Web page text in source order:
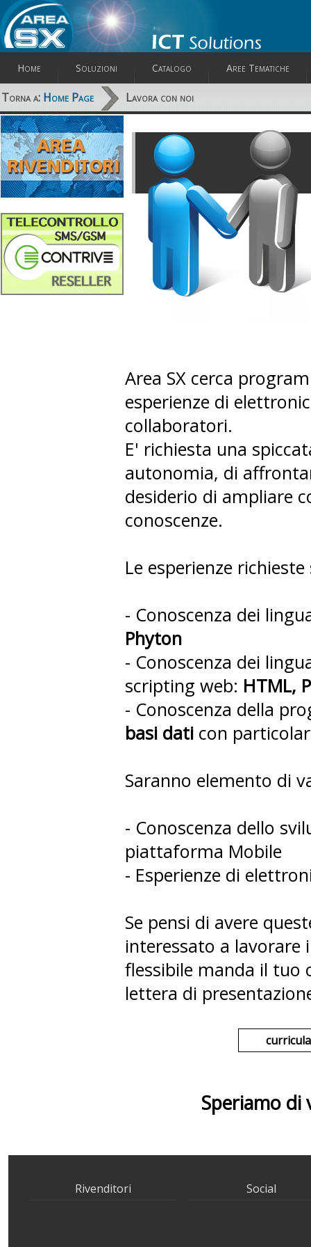
Home Soluzioni Catalogo Aree Tematiche
Torna a: Home Page Lavora con noi
Area SX cerca
esperienze di
collaboratori.
E' richiesta una
autonomia, di
desiderio di ampliare
conoscenze.
Le esperienze
- Conoscenza dei
Phyton
- Conoscenza dei
scripting web: HTML,
- Conoscenza della
basi dati con
Saranno elemento di
- Conoscenza dello
piattaforma Mobile
- Esperienze di
Se pensi di avere
interessato a lavorare
flessibile manda il tuo
lettera di
Speriamo
Rivenditori Social